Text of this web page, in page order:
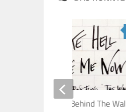
Arte zeigt Pink Floyd Behind The